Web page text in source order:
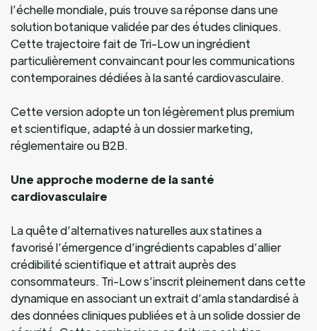
l’échelle mondiale, puis trouve sa réponse dans une
solution botanique validée par des études cliniques.
Cette trajectoire fait de Tri-Low un ingrédient
particulièrement convaincant pour les communications
contemporaines dédiées à la santé cardiovasculaire.
Cette version adopte un ton légèrement plus premium
et scientifique, adapté à un dossier marketing,
réglementaire ou B2B.
Une approche moderne de la santé
cardiovasculaire
La quête d’alternatives naturelles aux statines a
favorisé l’émergence d’ingrédients capables d’allier
crédibilité scientifique et attrait auprès des
consommateurs. Tri-Low s’inscrit pleinement dans cette
dynamique en associant un extrait d’amla standardisé à
des données cliniques publiées et à un solide dossier de